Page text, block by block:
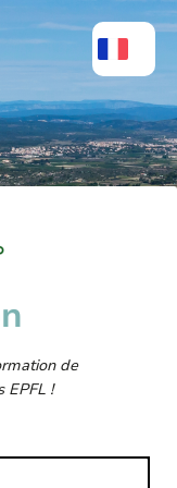
de
EPFL !